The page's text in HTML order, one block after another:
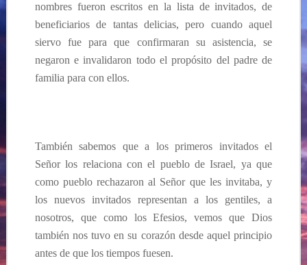
nombres fueron escritos en la lista de invitados, de
beneficiarios de tantas delicias, pero cuando aquel
siervo fue para que confirmaran su asistencia, se
negaron e invalidaron todo el propósito del padre de
familia para con ellos.
También sabemos que a los primeros invitados el
Señor los relaciona con el pueblo de Israel, ya que
como pueblo rechazaron al Señor que les invitaba, y
los nuevos invitados representan a los gentiles, a
nosotros, que como los Efesios, vemos que Dios
también nos tuvo en su corazón desde aquel principio
antes de que los tiempos fuesen.